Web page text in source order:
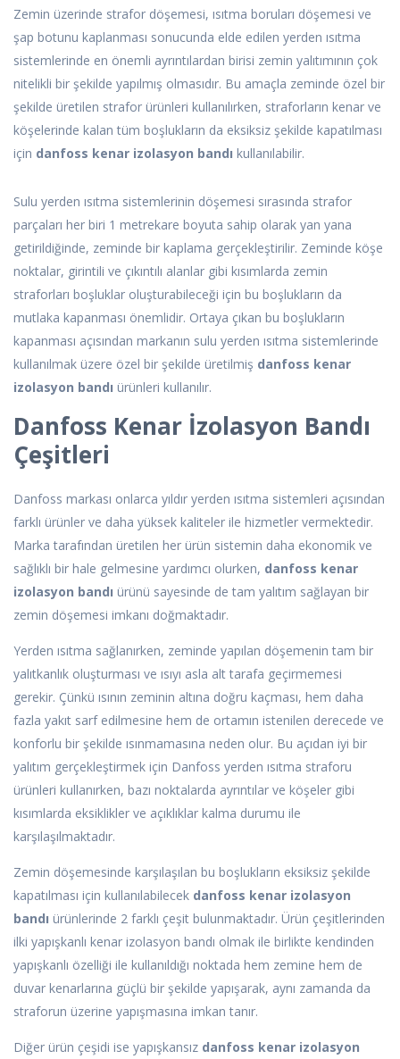
Zemin üzerinde strafor döşemesi, ısıtma boruları döşemesi ve
şap botunu kaplanması sonucunda elde edilen yerden ısıtma
sistemlerinde en önemli ayrıntılardan birisi zemin yalıtımının çok
nitelikli bir şekilde yapılmış olmasıdır. Bu amaçla zeminde özel bir
şekilde üretilen strafor ürünleri kullanılırken, straforların kenar ve
köşelerinde kalan tüm boşlukların da eksiksiz şekilde kapatılması
için danfoss kenar izolasyon bandı kullanılabilir.
Sulu yerden ısıtma sistemlerinin döşemesi sırasında strafor
parçaları her biri 1 metrekare boyuta sahip olarak yan yana
getirildiğinde, zeminde bir kaplama gerçekleştirilir. Zeminde köşe
noktalar, girintili ve çıkıntılı alanlar gibi kısımlarda zemin
straforları boşluklar oluşturabileceği için bu boşlukların da
mutlaka kapanması önemlidir. Ortaya çıkan bu boşlukların
kapanması açısından markanın sulu yerden ısıtma sistemlerinde
kullanılmak üzere özel bir şekilde üretilmiş danfoss kenar
izolasyon bandı ürünleri kullanılır.
Danfoss Kenar İzolasyon Bandı
Çeşitleri
Danfoss markası onlarca yıldır yerden ısıtma sistemleri açısından
farklı ürünler ve daha yüksek kaliteler ile hizmetler vermektedir.
Marka tarafından üretilen her ürün sistemin daha ekonomik ve
sağlıklı bir hale gelmesine yardımcı olurken, danfoss kenar
izolasyon bandı ürünü sayesinde de tam yalıtım sağlayan bir
zemin döşemesi imkanı doğmaktadır.
Yerden ısıtma sağlanırken, zeminde yapılan döşemenin tam bir
yalıtkanlık oluşturması ve ısıyı asla alt tarafa geçirmemesi
gerekir. Çünkü ısının zeminin altına doğru kaçması, hem daha
fazla yakıt sarf edilmesine hem de ortamın istenilen derecede ve
konforlu bir şekilde ısınmamasına neden olur. Bu açıdan iyi bir
yalıtım gerçekleştirmek için Danfoss yerden ısıtma straforu
ürünleri kullanırken, bazı noktalarda ayrıntılar ve köşeler gibi
kısımlarda eksiklikler ve açıklıklar kalma durumu ile
karşılaşılmaktadır.
Zemin döşemesinde karşılaşılan bu boşlukların eksiksiz şekilde
kapatılması için kullanılabilecek danfoss kenar izolasyon
bandı ürünlerinde 2 farklı çeşit bulunmaktadır. Ürün çeşitlerinden
ilki yapışkanlı kenar izolasyon bandı olmak ile birlikte kendinden
yapışkanlı özelliği ile kullanıldığı noktada hem zemine hem de
duvar kenarlarına güçlü bir şekilde yapışarak, aynı zamanda da
straforun üzerine yapışmasına imkan tanır.
Diğer ürün çeşidi ise yapışkansız danfoss kenar izolasyon